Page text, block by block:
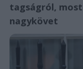
tagságról,
nagykövet